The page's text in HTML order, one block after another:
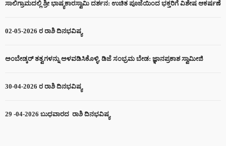
ಸಾಲಿಗ್ರಾಮದಲ್ಲಿ ಶ್ರೀ ಭಾಷ್ಯಕಾರಸ್ವಾಮಿ ದರ್ಶನ: ಉಚಿತ ಪೂಜೆಯಿಂದ ಭಕ್ತರಿಗೆ ವಿಶೇಷ ಆಕರ್ಷಣೆ
02-05-2026 ರ ರಾಶಿ ದಿನಭವಿಷ್ಯ
ಅಂಬೇಡ್ಕರ್ ತತ್ವಗಳನ್ನು ಅಳವಡಿಸಿಕೊಳ್ಳಿ, ಡಿಜೆ ಸಂಭ್ರಮ ಬೇಡ: ಜ್ಞಾನಪ್ರಕಾಶ ಸ್ವಾಮೀಜಿ
30-04-2026 ರ ರಾಶಿ ದಿನಭವಿಷ್ಯ
29 -04-2026 ಬುಧವಾರದ ರಾಶಿ ದಿನಭವಿಷ್ಯ